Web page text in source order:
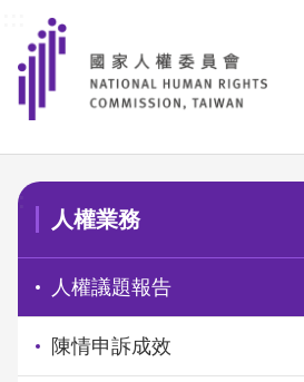
前往主要內容區塊
:::
人權業務
人權議題報告
陳情申訴成效